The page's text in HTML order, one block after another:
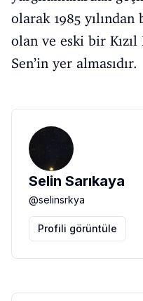
olarak 1985
olan ve eski bir
Sen’in yer almasıdır.
Selin Sarıkaya
@selinsrkya
Profili görüntüle